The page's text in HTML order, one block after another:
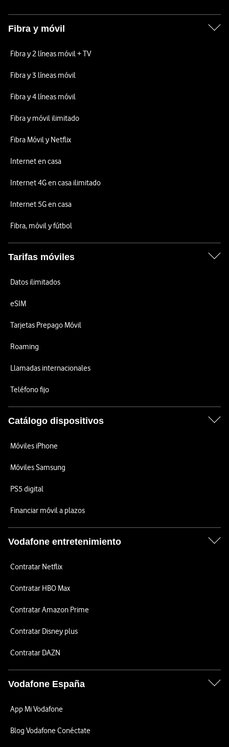
Fibra y móvil
Fibra y 2 líneas móvil + TV
Fibra y 3 líneas móvil
Fibra y 4 líneas móvil
Fibra y móvil ilimitado
Fibra Móvil y Netflix
Internet en casa
Internet 4G en casa ilimitado
Internet 5G en casa
Fibra, móvil y fútbol
Tarifas móviles
Datos ilimitados
eSIM
Tarjetas Prepago Móvil
Roaming
Llamadas internacionales
Teléfono fijo
Catálogo dispositivos
Móviles iPhone
Móviles Samsung
PS5 digital
Financiar móvil a plazos
Vodafone entretenimiento
Contratar Netflix
Contratar HBO Max
Contratar Amazon Prime
Contratar Disney plus
Contratar DAZN
Vodafone España
App Mi Vodafone
Blog Vodafone Conéctate